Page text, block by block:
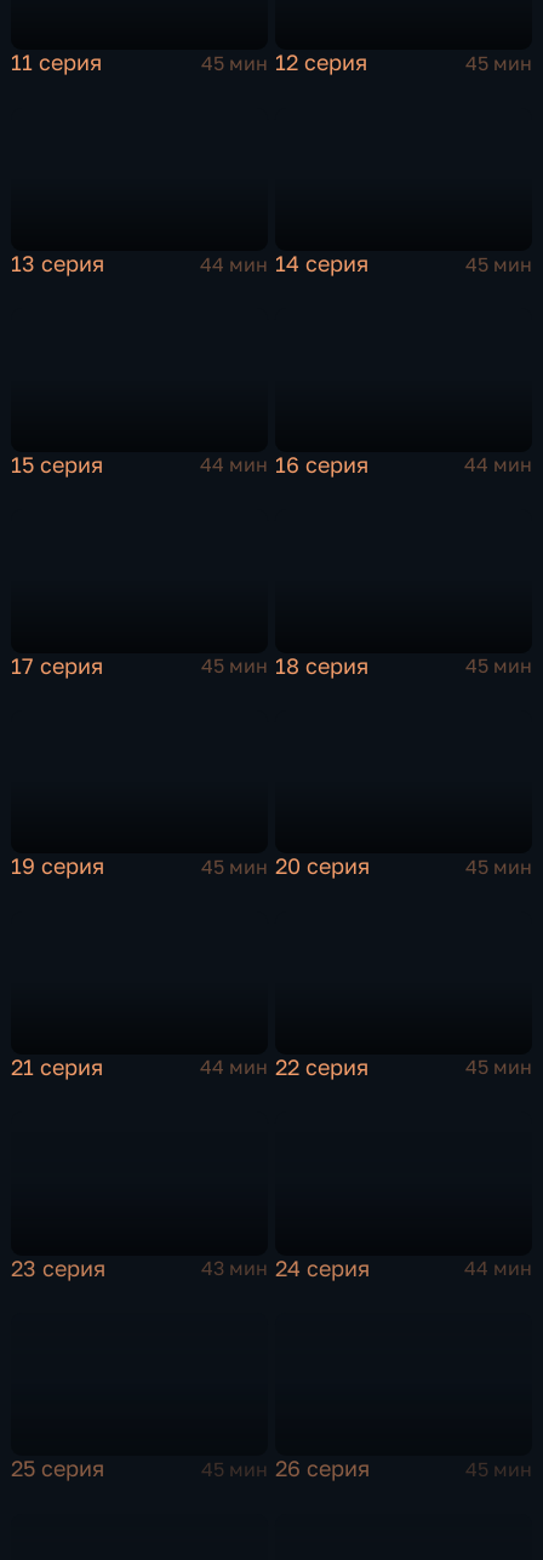
11 серия 45 мин 12 серия 45 мин
13 серия 44 мин 14 серия 45 мин
15 серия 44 мин 16 серия 44 мин
17 серия 45 мин 18 серия 45 мин
19 серия 45 мин 20 серия 45 мин
21 серия 44 мин 22 серия 45 мин
23 серия 43 мин 24 серия 44 мин
25 серия 45 мин 26 серия 45 мин